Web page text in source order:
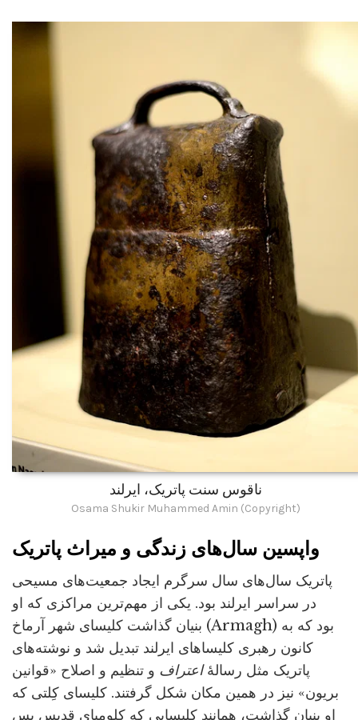
ناقوس سنت پاتریک، ایرلند
Osama Shukir Muhammed Amin (Copyright)
واپسین سال‌های زندگی و میراث پاتریک
پاتریک سال‌های سال سرگرم ایجاد جمعیت‌های مسیحی
در سراسر ایرلند بود. یکی از مهم‌ترین مراکزی که او
بنیان گذاشت کلیسای شهر آرماخ (Armagh) بود که به
کانون رهبری کلیساهای ایرلند تبدیل شد و نوشته‌های
پاتریک مثل رسالۀاعتراف و تنظیم و اصلاح «قوانین
بریون» نیز در همین مکان شکل گرفتند. کلیسای کِلتی که
او بنیان گذاشت، همانند کلیسایی که کلومبای قدیس پس